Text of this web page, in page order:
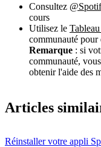
Consultez
cours
Utilisez le
communauté pour
Remarque : si
communauté,
obtenir l'aide des
Articles
Réinstaller votre appli